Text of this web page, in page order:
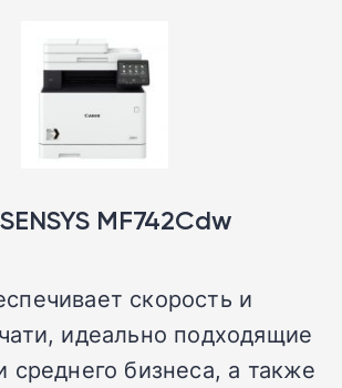
MF742Cdw
скорость и
идеально подходящие
среднего бизнеса, а также